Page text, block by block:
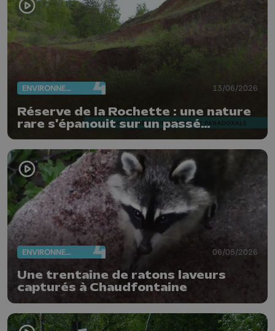
ENVIRONNEMENT 13/06/2026
Réserve de la Rochette : une nature
rare s'épanouit sur un passé
industriel pollué
ENVIRONNEMENT 06/05/2026
Une trentaine de ratons laveurs
capturés à Chaudfontaine